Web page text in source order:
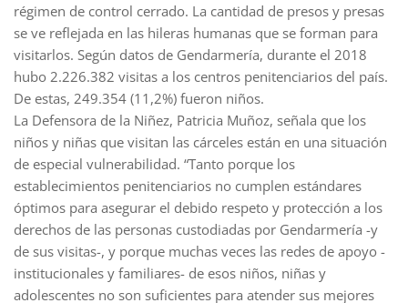
régimen de control cerrado. La cantidad de presos y presas
se ve reflejada en las hileras humanas que se forman para
visitarlos. Según datos de Gendarmería, durante el 2018
hubo 2.226.382 visitas a los centros penitenciarios del país.
De estas, 249.354 (11,2%) fueron niños.
La Defensora de la Niñez, Patricia Muñoz, señala que los
niños y niñas que visitan las cárceles están en una situación
de especial vulnerabilidad. “Tanto porque los
establecimientos penitenciarios no cumplen estándares
óptimos para asegurar el debido respeto y protección a los
derechos de las personas custodiadas por Gendarmería -y
de sus visitas-, y porque muchas veces las redes de apoyo -
institucionales y familiares- de esos niños, niñas y
adolescentes no son suficientes para atender sus mejores